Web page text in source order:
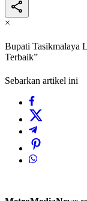
×
Bupati Tasikmalaya
Terbaik”
Sebarkan artikel ini